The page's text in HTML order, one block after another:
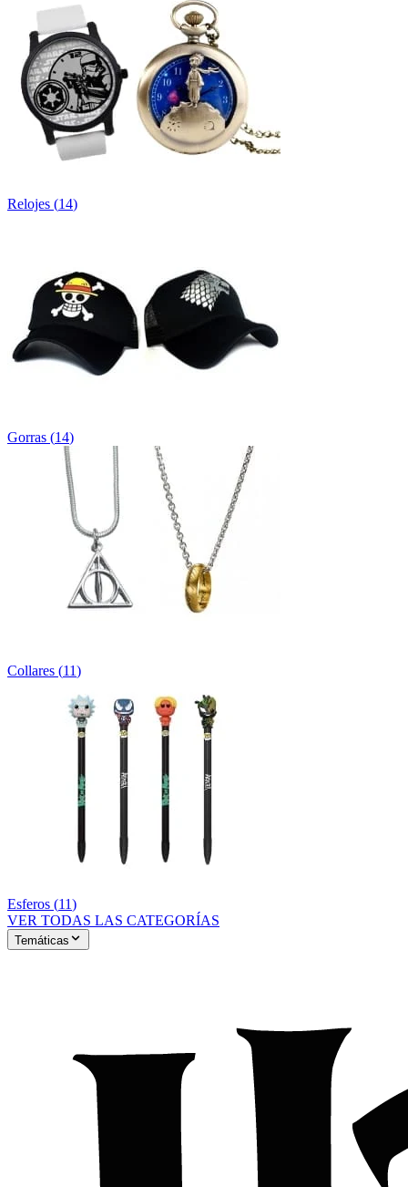
Relojes (14)
Gorras (14)
Collares (11)
Esferos (11)
VER TODAS LAS CATEGORÍAS
Temáticas